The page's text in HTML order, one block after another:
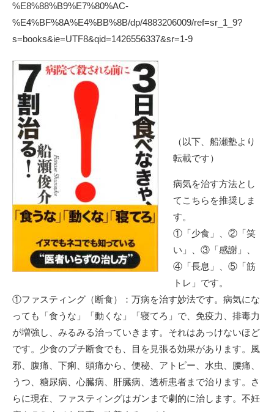
%E8%88%B9%E7%80%AC-
%E4%BF%8A%E4%BB%8B/dp/4883206009/ref=sr_1_9?
s=books&ie=UTF8&qid=1426556337&sr=1-9
（以下、船瀬塾より
転載です）
病気を治す方法とし
てこちらを推奨しま
す。
①「少食」、②「笑
い」、③「感謝」、
④「長息」、⑤「筋
トレ」です。
①ファスティング（断食）：万病を治す妙法です。病気にな
っても「食うな」「動くな」「寝てろ」で、免疫力、排毒力
が増強し、みるみる治っていきます。それはあっけないほど
です。少食のプチ断食でも、目を見張る効果があります。風
邪、腹痛、下痢、頭痛から、便秘、アトピー、水虫、腰痛、
うつ、糖尿病、心臓病、肝臓病、透析患者まで治ります。さ
らに現在、ファスティングはガンまで劇的に治します。不妊